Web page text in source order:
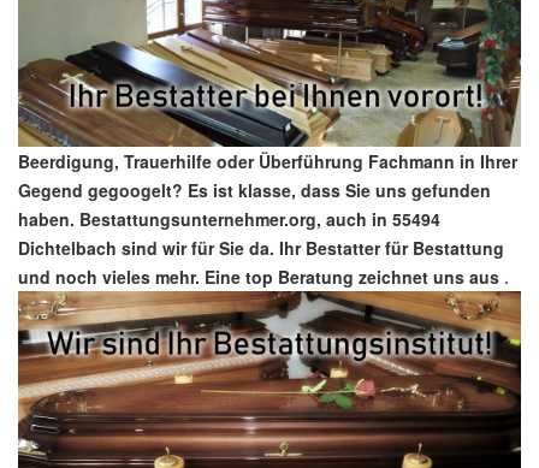
Beerdigung, Trauerhilfe oder Überführung Fachmann in Ihrer
Gegend gegoogelt? Es ist klasse, dass Sie uns gefunden
haben. Bestattungsunternehmer.org, auch in 55494
Dichtelbach sind wir für Sie da. Ihr Bestatter für Bestattung
und noch vieles mehr. Eine top Beratung zeichnet uns aus .